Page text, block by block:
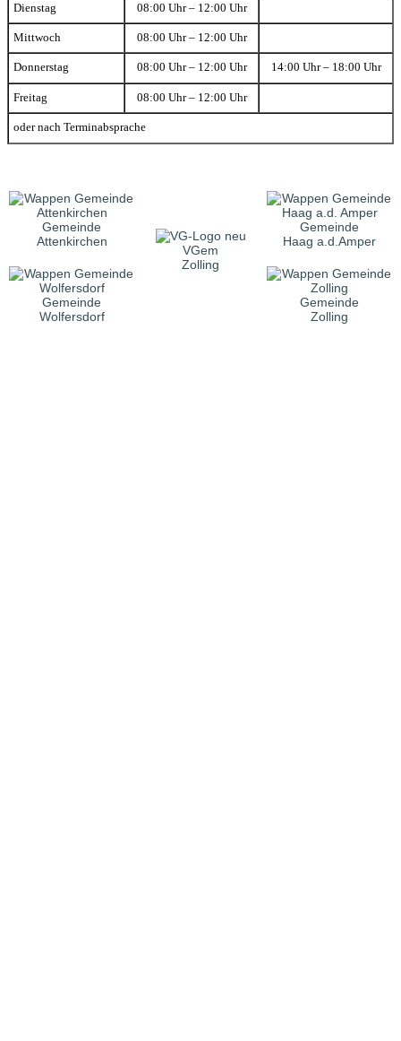
Dienstag 08:00 Uhr – 12:00 Uhr
Mittwoch 08:00 Uhr – 12:00 Uhr
Donnerstag 08:00 Uhr – 12:00 Uhr 14:00 Uhr – 18:00 Uhr
Freitag 08:00 Uhr – 12:00 Uhr
oder nach Terminabsprache
Gemeinde
Attenkirchen
VGem
Zolling
Gemeinde
Haag a.d.Amper
Gemeinde
Wolfersdorf
Gemeinde
Zolling